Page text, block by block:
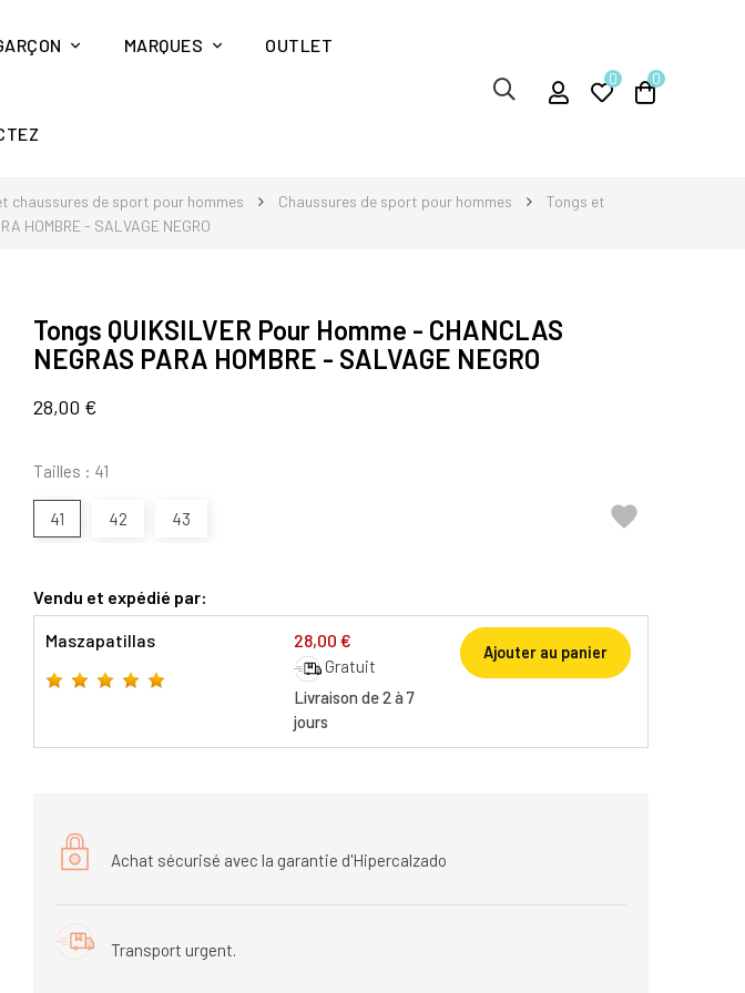
MARQUES OUTLET
0 0
chaussures de sport pour hommes Chaussures de sport pour hommes
Tongs et
HOMBRE - SALVAGE NEGRO
Tongs QUIKSILVER Pour Homme - CHANCLAS
NEGRAS PARA HOMBRE - SALVAGE NEGRO
28,00 €
Tailles : 41
41 42 43 
Vendu et expédié par:
Maszapatillas 28,00 €
Gratuit
Livraison de 2 à 7
jours
Ajouter au panier
Achat sécurisé avec la garantie d'Hipercalzado
Transport urgent.